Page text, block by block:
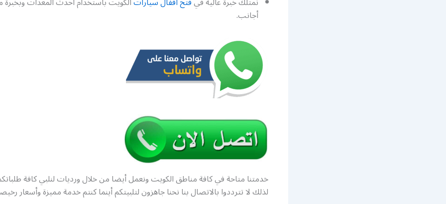
أجانب.
خدمتنا متاحة في كافة مناطق الكويت ونعمل أيضا من خلال ورديات لنلبي كافة
لذلك لا تترددوا بالاتصال بنا نحنا جاهزون لتلبيتكم أينما كنتم خدمة مميزة وأسعار